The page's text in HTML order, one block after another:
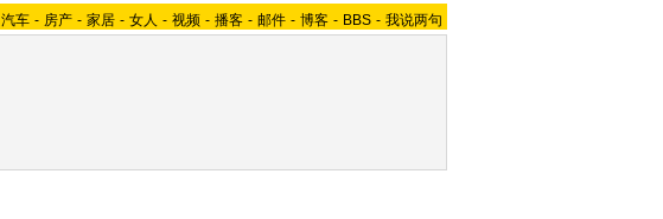
汽车 - 房产 - 家居 - 女人 - 视频 - 播客 - 邮件 - 博客 - BBS - 我说两句